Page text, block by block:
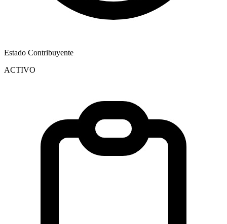
Estado Contribuyente
ACTIVO